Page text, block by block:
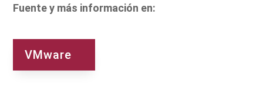
Fuente y más información en:
VMware